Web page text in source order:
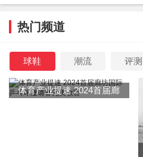
效和之前的还是有所不同的，除
《深海》上映以后观众就被美哭
都是最新的想法，连一个动画
人的电影却还没有达到这个高度
热门频道
球鞋 潮流 评测
体育产业提速 2024首届廊